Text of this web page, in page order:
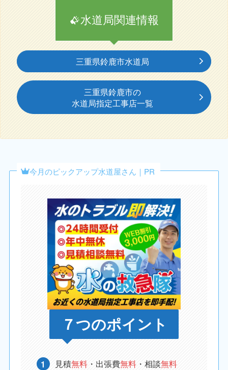
水道局関連情報
三重県鈴鹿市水道局
三重県鈴鹿市の
水道局指定工事店一覧
今月のピックアップ水道屋さん｜PR
７つのポイント
見積無料 ・出張費無料 ・相談無料